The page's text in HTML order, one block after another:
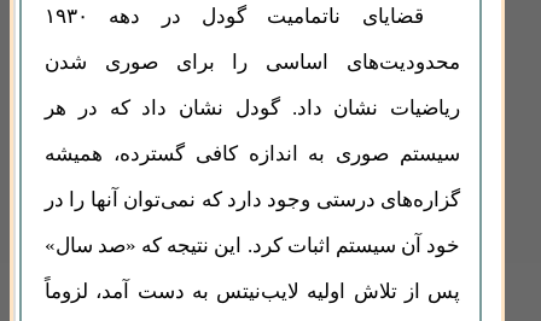
قضایای ناتمامیت گودل در دهه ۱۹۳۰
محدودیت‌های اساسی را برای صوری شدن
ریاضیات نشان داد. گودل نشان داد که در هر
سیستم صوری به اندازه کافی گسترده، همیشه
گزاره‌های درستی وجود دارد که نمی‌توان آنها را در
خود آن سیستم اثبات کرد. این نتیجه که «صد سال»
پس از تلاش اولیه لایب‌نیتس به دست آمد، لزوماً